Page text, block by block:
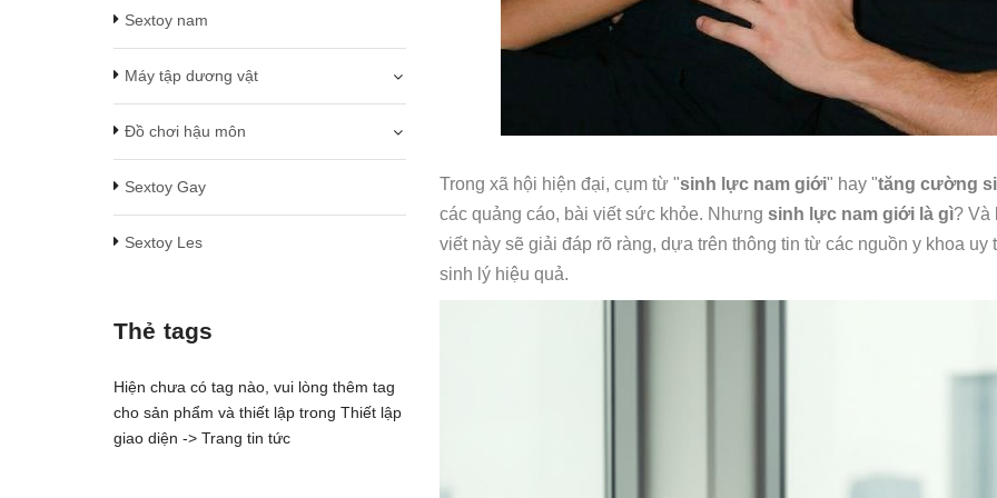
Trong xã hội hiện đại, cụm từ "sinh lực nam giới" hay "tăng cường
các quảng cáo, bài viết sức khỏe. Nhưng sinh lực nam giới là gì? Và
viết này sẽ giải đáp rõ ràng, dựa trên thông tin từ các nguồn y khoa
sinh lý hiệu quả.
Sextoy nam
Máy tập dương vật
Đồ chơi hậu môn
Sextoy Gay
Sextoy Les
Thẻ tags
Hiện chưa có tag nào, vui lòng thêm tag
cho sản phẩm và thiết lập trong Thiết lập
giao diện -> Trang tin tức